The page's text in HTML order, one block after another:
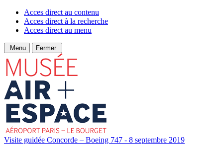
Acces direct au contenu
Acces direct à la recherche
Acces direct au menu
Menu Fermer
Visite guidée Concorde – Boeing 747 - 8 septembre 2019